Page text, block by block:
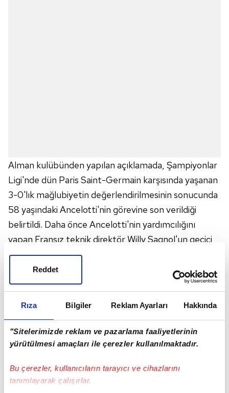
Rıza Bilgiler Reklam Ayarları Hakkında
"Sitelerimizde reklam ve pazarlama faaliyetlerinin
yürütülmesi amaçları ile çerezler kullanılmaktadır.
Bu çerezler, kullanıcıların tarayıcı ve cihazlarını
tanımlayarak çalışırlar.
Reddet
Alman kulübünden yapılan açıklamada, Şampiyonlar
Ligi'nde dün Paris Saint-Germain karşısında yaşanan
3-0'lık mağlubiyetin değerlendirilmesinin sonucunda
58 yaşındaki Ancelotti'nin görevine son verildiği
belirtildi. Daha önce Ancelotti'nin yardımcılığını
yapan Fransız teknik direktör Willy Sagnol'un geçici
olarak teknik direktörlük görevini üstleneceği
bildirildi.
Açıklamada görüşlerine yer verilen
Bayern Münih
sezon başından beri takımın performansının
beklentileri karşılamadığını ifade ederek, Paris'teki
karşılaşmanın bundan sonuçlar çıkarılması gerektiğini
Şampiyonlar Ligi'nde iki haftada bir galibiyet alan
Bayern Münih, Bundesliga'da ise 6 hafta sonunda 4